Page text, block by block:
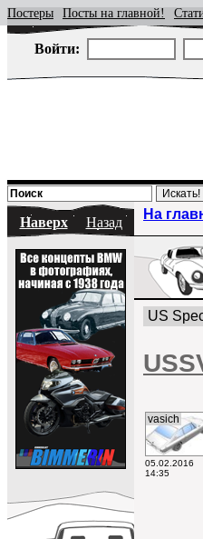
Постеры Посты на главной!
Войти:
Наверх Назад
На
US
vasich
05.02.2016
14:35